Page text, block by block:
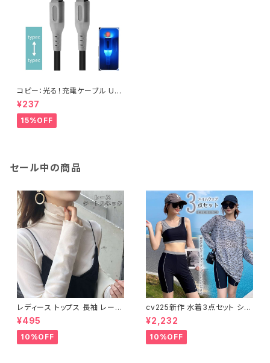
コピー：光る！充電ケーブル US
B-C to USB-C充電ケーブル T
ype-C データ転送 充電 【15/1
6シリーズ対応】
¥237
15%OFF
セール中の商品
レディース トップス 長袖 レース
タートルネック ファッション 4色
美ライン
¥495
10%OFF
cv225新作 水着3点セット シア
ートップス ラッシュガード 長袖
日焼け防止 体型カバー
¥2,232
10%OFF